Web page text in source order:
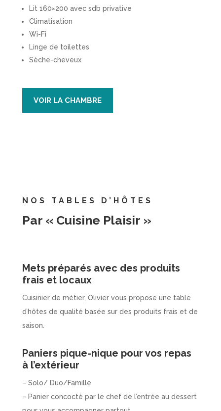
Lit 160×200 avec sdb privative
Climatisation
Wi-Fi
Linge de toilettes
Sèche-cheveux
VOIR LA CHAMBRE
NOS TABLES D’HÔTES
Par « Cuisine Plaisir »
Mets préparés avec des produits
frais et locaux
Cuisinier de métier, Olivier vous propose une table
d’hôtes de qualité basée sur des produits frais et de
saison.
Paniers pique-nique pour vos repas
à l’extérieur
– Solo/ Duo/Famille
– Panier concocté par le chef de l’entrée au dessert